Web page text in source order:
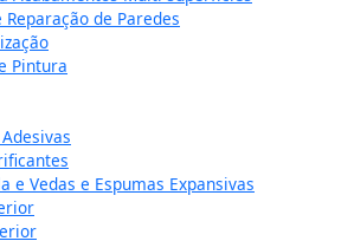
Reparação de Paredes
Pintura
e Vedas e Espumas Expansivas